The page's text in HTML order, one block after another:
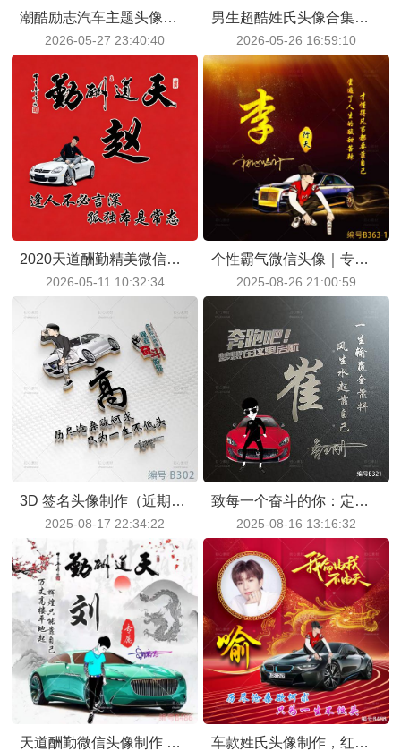
潮酷励志汽车主题头像合集，自带 “我命由我不由天” 气场
2026-05-27 23:40:40
男生超酷姓氏头像合集，跑车雄鹰元素帅炸了
2026-05-26 16:59:10
2020天道酬勤精美微信头像，红色又喜庆个性又霸气
2026-05-11 10:32:34
个性霸气微信头像｜专为男生定制，酷感爆棚超给力，谁用谁帅
2025-08-26 21:00:59
3D 签名头像制作（近期爆款）！社会小哥风 + 汽车 LOGO，潮酷又吸睛
2025-08-17 22:34:22
致每一个奋斗的你：定制姓氏励志头像，藏着你的不服输与向前闯
2025-08-16 13:16:32
天道酬勤微信头像制作 万丈高楼平地起,辉煌只能靠自己 车款姓氏头像制作，红色背景加金色龙